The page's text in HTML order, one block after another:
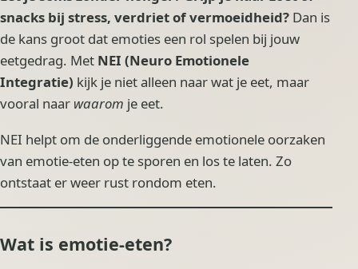
snacks bij stress, verdriet of vermoeidheid? Dan is
de kans groot dat emoties een rol spelen bij jouw
eetgedrag. Met NEI (Neuro Emotionele
Integratie) kijk je niet alleen naar wat je eet, maar
vooral naar waarom je eet.
NEI helpt om de onderliggende emotionele oorzaken
van emotie-eten op te sporen en los te laten. Zo
ontstaat er weer rust rondom eten.
Wat is emotie-eten?